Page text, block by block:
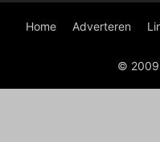
Home Adverteren
©